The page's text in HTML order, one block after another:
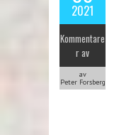
2021
Kommentare
r av
av
Peter Forsberg